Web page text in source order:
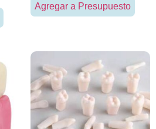
Agregar a Presupuesto